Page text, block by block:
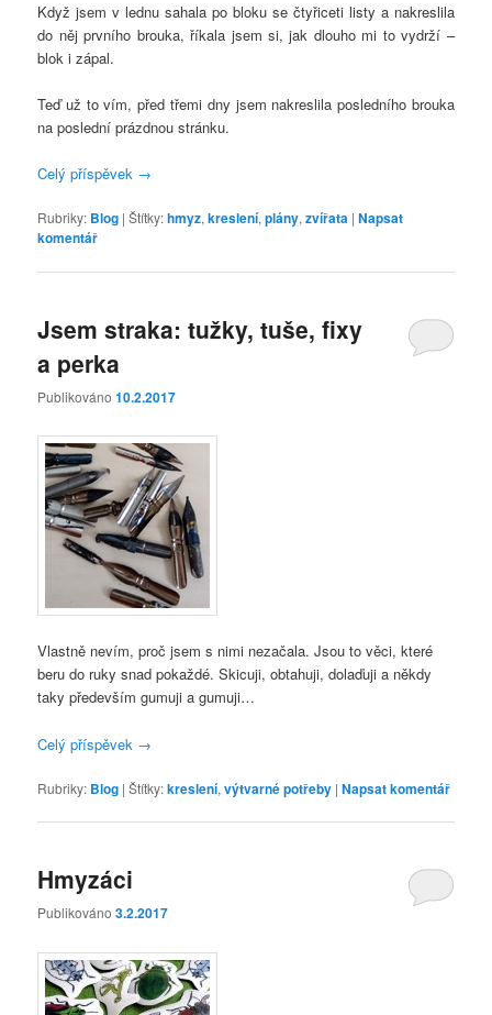
Když jsem v lednu sahala po bloku se čtyřiceti listy a nakreslila
do něj prvního brouka, říkala jsem si, jak dlouho mi to vydrží –
blok i zápal.
Teď už to vím, před třemi dny jsem nakreslila posledního brouka
na poslední prázdnou stránku.
Celý příspěvek →
Rubriky: Blog |Štítky:hmyz,kreslení,plány,zvířata |Napsat
komentář
Jsem straka: tužky, tuše, fixy
a perka
Publikováno10.2.2017
Vlastně nevím, proč jsem s nimi nezačala. Jsou to věci, které
beru do ruky snad pokaždé. Skicuji, obtahuji, dolaďuji a někdy
taky především gumuji a gumuji…
Celý příspěvek →
Rubriky: Blog |Štítky:kreslení,výtvarné potřeby |Napsat komentář
Hmyzáci
Publikováno3.2.2017